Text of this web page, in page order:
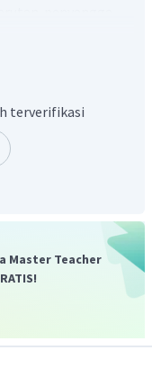
dapat
penyangga,
basa kuat
membirukan
penyangga
kertas lakmus
terverifikasi
Master Teacher